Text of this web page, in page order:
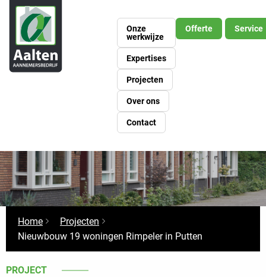
Onze
werkwijze
Expertises
Projecten
Over ons
Contact
Offerte Service
Home
Projecten
Nieuwbouw 19 woningen Rimpeler in Putten
PROJECT